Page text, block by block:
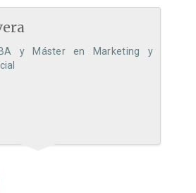
y Máster en Marketing y